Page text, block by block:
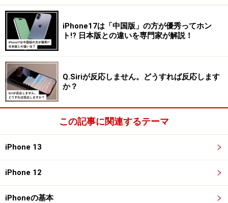
ので、「Lightningケーブルがないから充電できない」と
いった問題も避けられるようになります。
一方で、手元のLightningケーブルがそのまま充電などに
は使えなくなることに注意が必要
iPhone 15 Pro／15 Pro Maxの特徴
iPhone 15 Pro／15 Pro Maxは、上位モデルということも
あっていくつか変化している点があります。
・ボディがチタニウム素材に
「iPhone 15 Pro／15 Pro Max」は新たにチタニウム素材を採
iPhone17は「中国版」の方が優秀ってホン
ト!? 日本版との違いを専門家が解説！
Q.Siriが反応しません。どうすれば反応します
か？
この記事に関連するテーマ
iPhone 13
iPhone 12
iPhoneの基本